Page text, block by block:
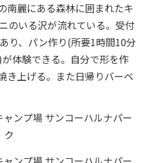
南麗にある森林に囲まれたキ
のいる沢が流れている。受付
り、パン作り(所要1時間10分
体験できる。自分で形を作
き上げる。また日帰りバーベ